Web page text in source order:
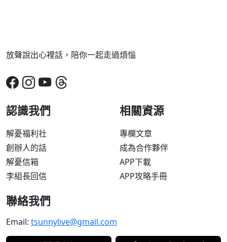
放聲說出心裡話，陪你一起走過煩惱
認識我們
解憂福利社
創辦人的話
解憂信箱
李組長回信
相關資源
專欄文章
成為合作夥伴
APP下載
APP攻略手冊
聯絡我們
Email: tsunnylive@gmail.com